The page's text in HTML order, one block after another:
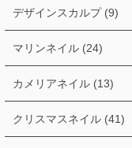
デザインスカルプ (9)
マリンネイル (24)
カメリアネイル (13)
クリスマスネイル (41)